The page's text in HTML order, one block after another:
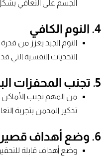
الجسم على التعافي
4. النوم الكافي
النوم الجيد يعزز من
التحديات النفسية التي
5. تجنب المحفزات
من المهم تجنب الأماكن
تذكير المدمن بتجربة
6. وضع أهداف
وضع أهداف قابلة